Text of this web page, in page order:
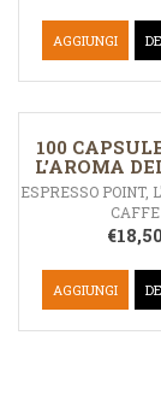
AGGIUNGI
100
L’AROMA
ESPRESSO POINT,
CAFFE
€
AGGIUNGI